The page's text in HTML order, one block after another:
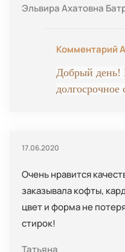
Эльвира Ахатовна
Комментарий
Добрый день!
долгосрочное
17.06.2020
Очень нравится
заказывала кофты,
цвет и форма не
стирок!
Татьяна